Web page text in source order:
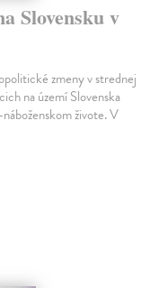
Slovensku v
zmeny v strednej
na území Slovenska
živote. V